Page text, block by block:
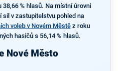
% hlasů. Na místní úrovni
v zastupitelstvu pohled na
voleb v Novém Městěz roku
hasičů s 56,14 % hlasů.
Nové Město